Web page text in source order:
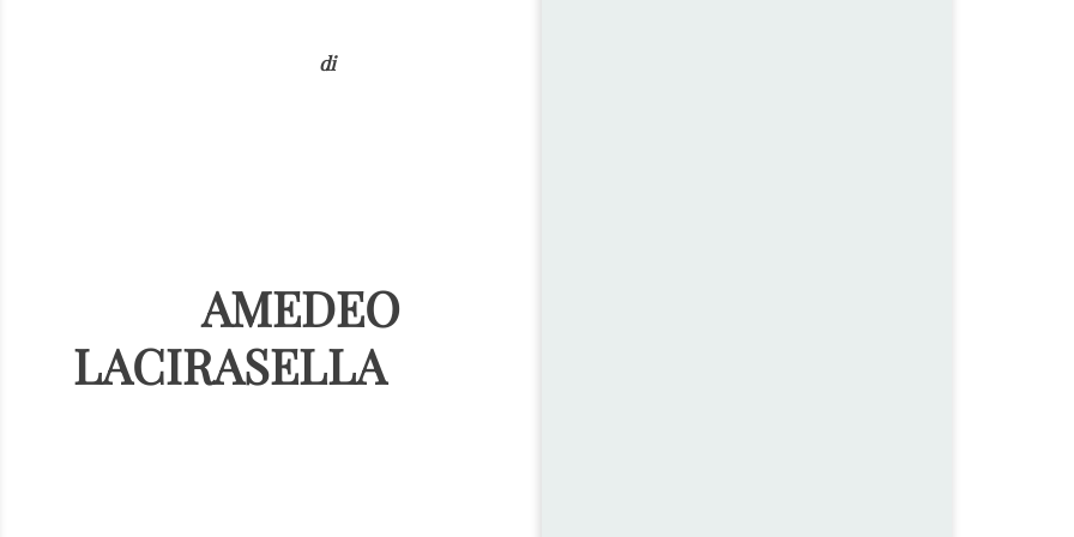
di
AMEDEO
LACIRASELLA